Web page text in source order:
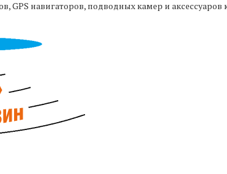
GPS навигаторов, подводных камер и аксессуаров